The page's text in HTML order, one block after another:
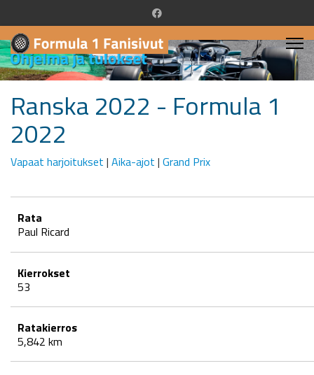
Ranska 2022 - Formula 1
2022
Vapaat harjoitukset | Aika-ajot | Grand Prix
Rata
Paul Ricard
Kierrokset
53
Ratakierros
5,842 km